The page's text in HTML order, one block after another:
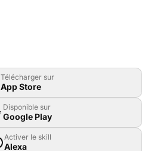
Télécharger sur
App Store
Disponible sur
Google Play
Activer le skill
Alexa